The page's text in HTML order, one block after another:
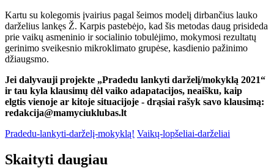
Kartu su kolegomis įvairius pagal šeimos modelį dirbančius lauko
darželius lankęs Ž. Karpis pastebėjo, kad šis metodas daug prisideda
prie vaikų asmeninio ir socialinio tobulėjimo, mokymosi rezultatų
gerinimo sveikesnio mikroklimato grupėse, kasdienio pažinimo
džiaugsmo.
Jei dalyvauji projekte „Pradedu lankyti darželį/mokyklą 2021“
ir tau kyla klausimų dėl vaiko adapatacijos, neaišku, kaip
elgtis vienoje ar kitoje situacijoje - drąsiai rašyk savo klausimą:
redakcija@mamyciuklubas.lt
Pradedu-lankyti-darželį-mokyklą! Vaikų-lopšeliai-darželiai
Skaityti daugiau